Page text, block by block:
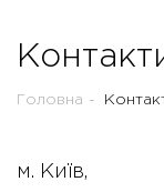
Головна
м. Київ,